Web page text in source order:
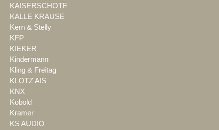
KAISERSCHOTE
KALLE KRAUSE
Kern & Stelly
KFP
KIEKER
Kindermann
Kling & Freitag
KLOTZ AIS
KNX
Kobold
Kramer
KS AUDIO